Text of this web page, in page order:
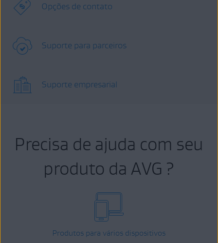
Opções de contato
Suporte para parceiros
Suporte empresarial
Precisa de ajuda com seu
produto da AVG ?
Produtos para vários dispositivos